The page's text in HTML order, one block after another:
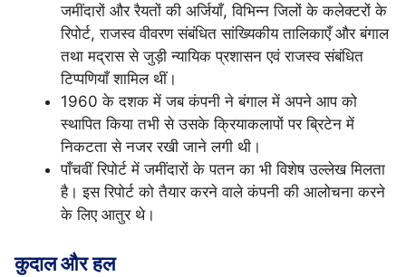
जमींदारों और रैयतों की अर्जियाँ, विभिन्न जिलों के कलेक्टरों के
रिपोर्ट, राजस्व वीवरण संबंधित सांख्यिकीय तालिकाएँ और बंगाल
तथा मद्रास से जुड़ी न्यायिक प्रशासन एवं राजस्व संबंधित
टिप्पणियाँ शामिल थीं।
1960 के दशक में जब कंपनी ने बंगाल में अपने आप को
स्थापित किया तभी से उसके क्रियाकलापों पर ब्रिटेन में
निकटता से नजर रखी जाने लगी थी।
पाँचवीं रिपोर्ट में जमींदारों के पतन का भी विशेष उल्लेख मिलता
है। इस रिपोर्ट को तैयार करने वाले कंपनी की आलोचना करने
के लिए आतुर थे।
कुदाल और हल